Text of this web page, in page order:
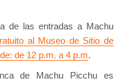
de las entradas a Machu
al Museo de Sitio de
de 12 p.m. a 4 p.m.
de Machu Picchu es